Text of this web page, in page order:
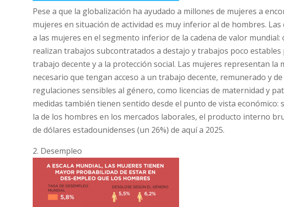
Pese a que la globalización ha ayudado a millones de mujeres a
mujeres en situación de actividad es muy inferior al de hombres.
a las mujeres en el segmento inferior de la cadena de valor
realizan trabajos subcontratados a destajo y trabajos poco
trabajo decente y a la protección social. Las mujeres representan la
necesario que tengan acceso a un trabajo decente, remunerado y
regulaciones sensibles al género, como licencias de maternidad y
medidas también tienen sentido desde el punto de vista
la de los hombres en los mercados laborales, el producto interno
de dólares estadounidenses (un 26%) de aquí a 2025.
2. Desempleo